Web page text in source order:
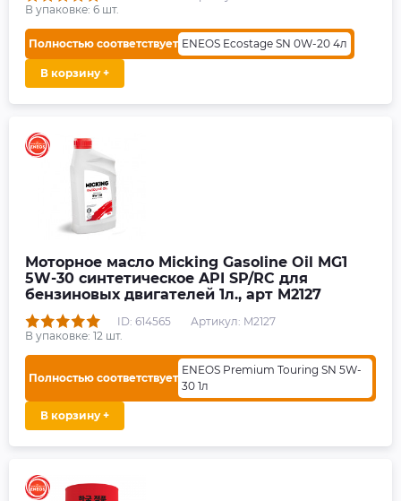
В упаковке: 6 шт.
Полностью соответствует ENEOS Ecostage SN 0W-20 4л
В корзину +
Моторное масло Micking Gasoline Oil MG1
5W-30 синтетическое API SP/RC для
бензиновых двигателей 1л., арт M2127
ID: 614565
Артикул: M2127
В упаковке: 12 шт.
Полностью соответствует
ENEOS Premium Touring SN 5W-
30 1л
В корзину +